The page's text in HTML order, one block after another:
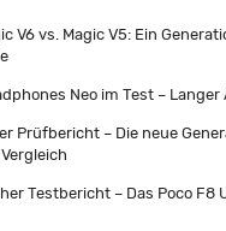
V6 vs. Magic V5: Ein
Neo im Test –
Prüfbericht – Die neue
Testbericht – Das Poco F8